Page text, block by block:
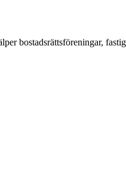
bostadsrättsföreningar,